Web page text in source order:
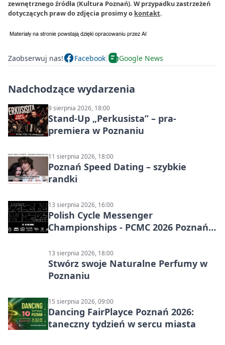
zewnętrznego źródła (Kultura Poznań). W przypadku zastrzeżeń
dotyczących praw do zdjęcia prosimy o kontakt.
Zaobserwuj nas! Facebook Google News
Nadchodzące wydarzenia
9 sierpnia 2026, 18:00
Stand-Up „Perkusista” – pra-
premiera w Poznaniu
11 sierpnia 2026, 18:00
Poznań Speed Dating – szybkie
randki
13 sierpnia 2026, 16:00
Polish Cycle Messenger
Championships - PCMC 2026 Poznań:
13 sierpnia 2026, 18:00
Stwórz swoje Naturalne Perfumy w
Poznaniu
15 sierpnia 2026, 09:00
Dancing FairPlayce Poznań 2026:
taneczny tydzień w sercu miasta